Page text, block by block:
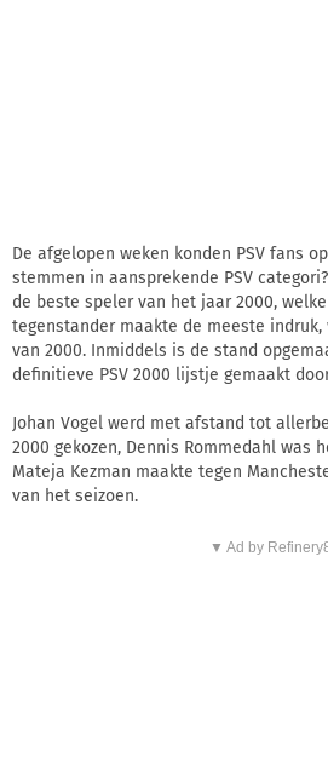
De afgelopen weken konden PSV fans
stemmen in aansprekende PSV
de beste speler van het jaar 2000,
tegenstander maakte de meeste
van 2000. Inmiddels is de stand
definitieve PSV 2000 lijstje gemaakt
Johan Vogel werd met afstand tot
2000 gekozen, Dennis Rommedahl was
Mateja Kezman maakte tegen
van het seizoen.
▼ Ad by